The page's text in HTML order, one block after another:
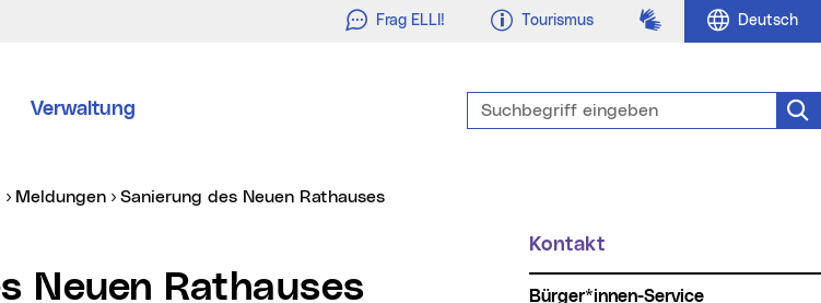
Frag ELLI! Tourismus Gebärdensprache
Deutsch
Verwaltung Suchbegriff eingeben
Meldungen Sanierung des Neuen Rathauses
Neuen Rathauses
Weitere Informationen
Kontakt
Bürger*innen-Service